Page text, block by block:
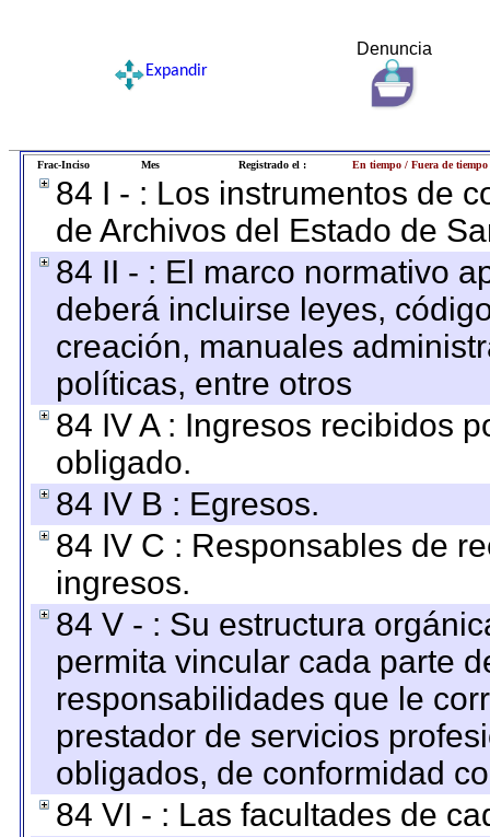
Denuncia
Expandir
Frac-Inciso Mes Registrado el : En tiempo / Fuera de tiempo
84 I - : Los instrumentos de
de Archivos del Estado de
84 II - : El marco normativo
deberá incluirse leyes,
creación, manuales
políticas, entre otros
84 IV A : Ingresos recibidos
obligado.
84 IV B : Egresos.
84 IV C : Responsables de
ingresos.
84 V - : Su estructura
permita vincular cada parte
responsabilidades que le
prestador de servicios
obligados, de conformidad
84 VI - : Las facultades de